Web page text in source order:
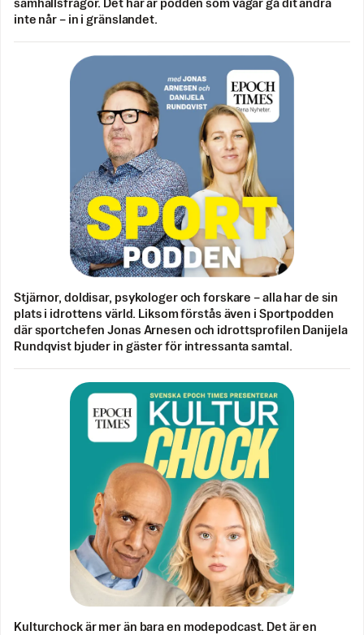
samhällsfrågor. Det här är podden som vågar gå dit andra
inte når – in i gränslandet.
Stjärnor, doldisar, psykologer och forskare – alla har de sin
plats i idrottens värld. Liksom förstås även i Sportpodden
där sportchefen Jonas Arnesen och idrottsprofilen Danijela
Rundqvist bjuder in gäster för intressanta samtal.
Kulturchock är mer än bara en modepodcast. Det är en